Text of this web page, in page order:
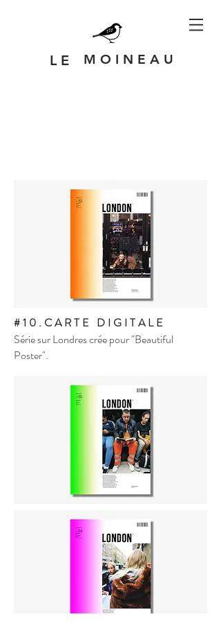
M O I N E A U
L E
Série sur Londres crée pour "Beautiful
Poster".
#10.CARTE DIGITALE